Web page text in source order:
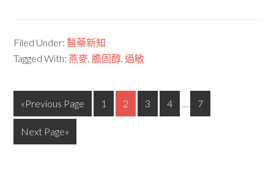
Filed Under:醫藥新知
Tagged With:燕麥, 膽固醇,過敏
«Previous Page 1 2 3 4 … 7
Next Page»